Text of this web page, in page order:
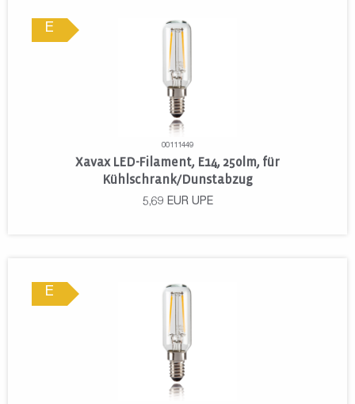
E
00111449
Xavax LED-Filament, E14, 250lm, für
Kühlschrank/Dunstabzug
5,69 EUR UPE
E